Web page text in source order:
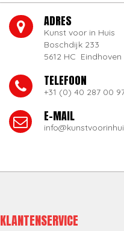
ADRES
Kunst voor in Huis
Boschdijk 233
5612 HC Eindhoven
TELEFOON
+31 (0) 40 287 00
E-MAIL
KLANTENSERVICE